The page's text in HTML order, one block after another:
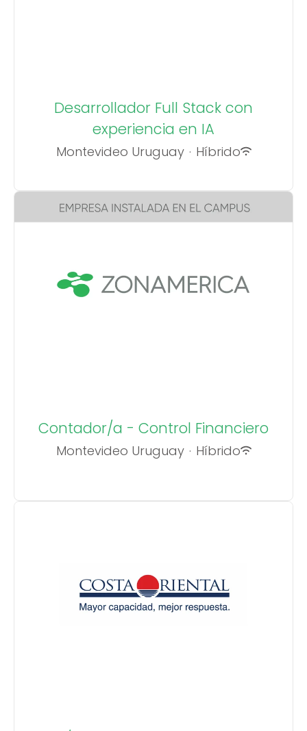
Desarrollador Full Stack con
experiencia en IA
Montevideo Uruguay · Híbrido
Contador/a - Control Financiero
Montevideo Uruguay · Híbrido